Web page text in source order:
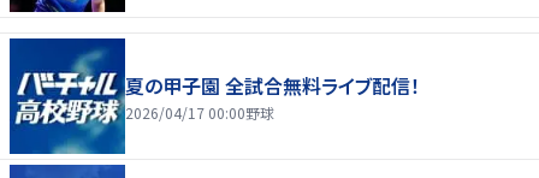
夏の甲子園 全試合無料ライブ配信！
2026/04/17 00:00野球